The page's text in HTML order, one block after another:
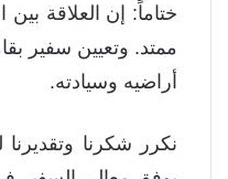
ختاماً: إن العلاقة
ممتد. وتعيين سفير
أراضيه وسيادته.
نكرر شكرنا